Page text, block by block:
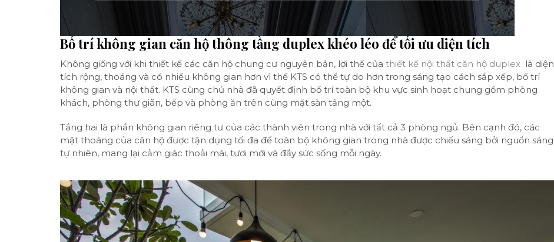
Bố trí không gian căn hộ thông tầng duplex khéo léo để tối ưu diện tích
Không giống với khi thiết kế các căn hộ chung cư nguyên bản, lợi thế của thiết kế nội thất căn hộ duplex là diện
tích rộng, thoáng và có nhiều không gian hơn vì thế KTS có thể tự do hơn trong sáng tạo cách sắp xếp, bố trí
không gian và nội thất. KTS cùng chủ nhà đã quyết định bố trí toàn bộ khu vực sinh hoạt chung gồm phòng
khách, phòng thư giãn, bếp và phòng ăn trên cùng mặt sàn tầng một.
Tầng hai là phần không gian riêng tư của các thành viên trong nhà với tất cả 3 phòng ngủ. Bên cạnh đó, các
mặt thoáng của căn hộ được tận dụng tối đa để toàn bộ không gian trong nhà được chiếu sáng bởi nguồn sáng
tự nhiên, mang lại cảm giác thoải mái, tươi mới và đầy sức sống mỗi ngày.